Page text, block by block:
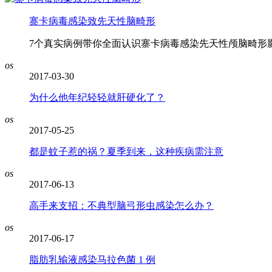
寨卡病毒感染致先天性脑畸形
7个真实病例带你全面认识寨卡病毒感染先天性颅脑畸形
os
2017-03-30
为什么他年纪轻轻就肝硬化了？
os
2017-05-25
都是蚊子惹的祸？夏季到来，这种疾病需注意
os
2017-06-13
高手来支招：不典型脑弓形虫感染怎么办？
os
2017-06-17
脂肪乳输液感染马拉色菌 1 例